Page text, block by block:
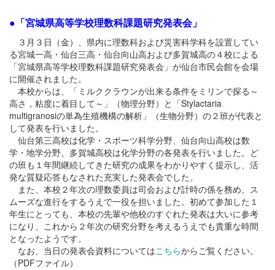
●「宮城県高等学校理数科課題研究発表会」
３月３日（金）、県内に理数科および災害科学科を設置してい
る宮城一高・仙台三高・仙台向山高および多賀城高の４校による
「宮城県高等学校理数科課題研究発表会」が仙台市民会館を会場
に開催されました。
本校からは、「ミルククラウンが出来る条件をミリンで探る～
高さ，粘度に着目して～」（物理分野）と「Stylactaria
multigranosiの単為生殖機構の解析」（生物分野）の２班が代表と
して発表を行いました。
仙台第三高校は化学・スポーツ科学分野、仙台向山高校は数
学・地学分野、多賀城高校は化学分野の各発表を行いました。ど
の班も１年間継続してきた研究の成果をわかりやすく提示し、活
発な質疑応答もなされた充実した発表会でした。
また、本校２年次の理数委員は司会および計時の係を務め、ス
ムーズな進行をするうえで一役を担いました。初めて参加した１
年生にとっても、本校の先輩や他校のすぐれた発表は大いに参考
になり、これから２年次の研究分野を考えるうえでも貴重な時間
となったようです。
なお、当日の発表会資料についてはこちらからご覧ください。
（PDFファイル）